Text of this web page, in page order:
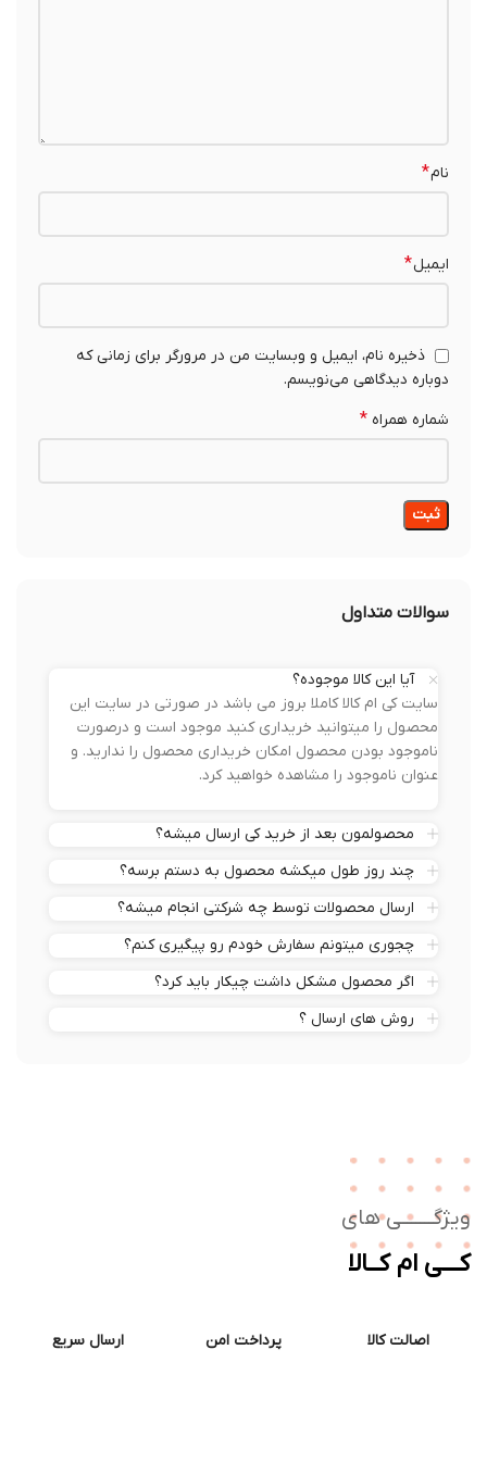
ایمیل*
ذخیره نام، ایمیل و وبسایت من در مرورگر برای زمانی که
دوباره دیدگاهی می‌نویسم.
شماره همراه*
سوالات متداول
آیا این کالا موجوده؟
سایت کی ام کالا کاملا بروز می باشد در صورتی در سایت این
محصول را میتوانید خریداری کنید موجود است و درصورت
ناموجود بودن محصول امکان خریداری محصول را ندارید. و
عنوان ناموجود را مشاهده خواهید کرد.
محصولمون بعد از خرید کی ارسال میشه؟
چند روز طول میکشه محصول به دستم برسه؟
ارسال محصولات توسط چه شرکتی انجام میشه؟
چجوری میتونم سفارش خودم رو پیگیری کنم؟
اگر محصول مشکل داشت چیکار باید کرد؟
روش های ارسال ؟
های
ام کــالا
اصالت کالا پرداخت امن ارسال سریع